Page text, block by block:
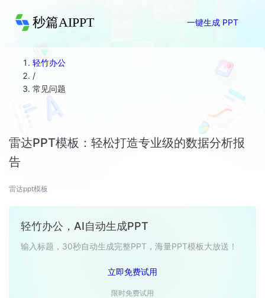
秒篇AIPPT 一键生成 PPT
轻竹办公
/
常见问题
雷达PPT模板：轻松打造专业级的数据分析报
告
雷达ppt模板
轻竹办公，AI自动生成PPT
输入标题，30秒自动生成完整PPT，海量PPT模板大放送！
立即免费试用
限时免费试用